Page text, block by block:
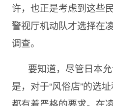
许，也正是考虑到这些
警视厅机动队才选择在
调查。
要知道，尽管日本
是，对于“风俗店”的选